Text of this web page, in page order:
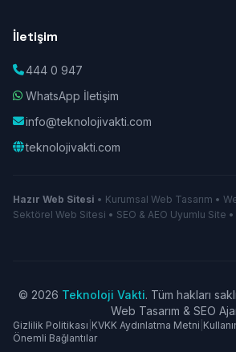
İletişim
444 0 947
WhatsApp İletişim
info@teknolojivakti.com
teknolojivakti.com
Hazır Web Sitesi • Kurumsal Web Tasarım •
Sektörel Web Sitesi • SEO & AEO Uyumlu Site •
© 2026 Teknoloji Vakti. Tüm hakları
Web Tasarım & SEO
Gizlilik Politikası KVKK Aydınlatma Metni
Önemli Bağlantılar